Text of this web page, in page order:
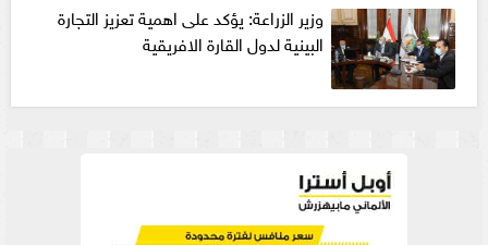
وزير الزراعة: يؤكد على اهمية تعزيز التجارة
البينية لدول القارة الافريقية